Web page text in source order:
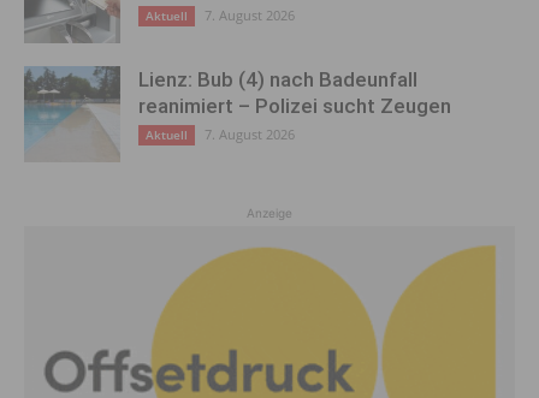
Aktuell 7. August 2026
Lienz: Bub (4) nach Badeunfall
reanimiert – Polizei sucht Zeugen
Aktuell 7. August 2026
Anzeige